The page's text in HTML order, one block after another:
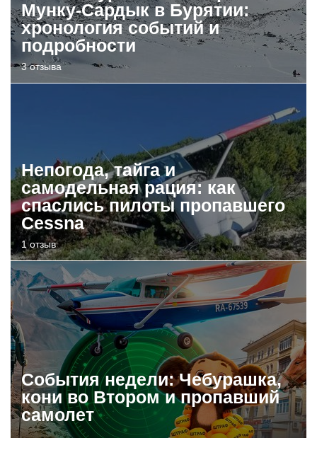
Мунку-Сардык в Бурятии:
хронология событий и
подробности
3 отзыва
Непогода, тайга и
самодельная рация: как
спаслись пилоты пропавшего
Cessna
1 отзыв
События недели: Чебурашка,
кони во Втором и пропавший
самолет